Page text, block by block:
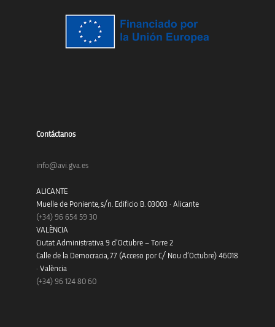
Contáctanos
info@avi.gva.es
ALICANTE
Muelle de Poniente, s/n. Edificio B. 03003 · Alicante
(+34) 96 654 59 30
VALÈNCIA
Ciutat Administrativa 9 d’Octubre – Torre 2
Calle de la Democracia, 77 (Acceso por C/ Nou d’Octubre) 46018
· València
(+34) 96 124 80 60